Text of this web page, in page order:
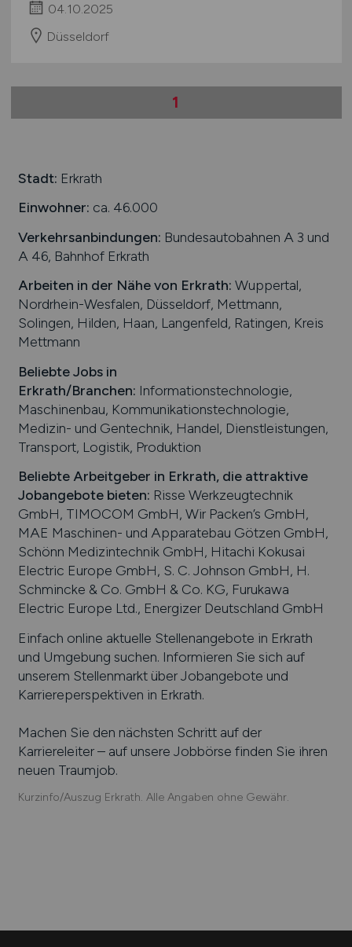
04.10.2025
Düsseldorf
1
Stadt: Erkrath
Einwohner: ca. 46.000
Verkehrsanbindungen: Bundesautobahnen A 3 und
A 46, Bahnhof Erkrath
Arbeiten in der Nähe von Erkrath: Wuppertal,
Nordrhein-Wesfalen, Düsseldorf, Mettmann,
Solingen, Hilden, Haan, Langenfeld, Ratingen, Kreis
Mettmann
Beliebte Jobs in
Erkrath/Branchen: Informationstechnologie,
Maschinenbau, Kommunikationstechnologie,
Medizin- und Gentechnik, Handel, Dienstleistungen,
Transport, Logistik, Produktion
Beliebte Arbeitgeber in Erkrath, die attraktive
Jobangebote bieten: Risse Werkzeugtechnik
GmbH, TIMOCOM GmbH, Wir Packen’s GmbH,
MAE Maschinen- und Apparatebau Götzen GmbH,
Schönn Medizintechnik GmbH, Hitachi Kokusai
Electric Europe GmbH, S. C. Johnson GmbH, H.
Schmincke & Co. GmbH & Co. KG, Furukawa
Electric Europe Ltd., Energizer Deutschland GmbH
Einfach online aktuelle Stellenangebote in Erkrath
und Umgebung suchen. Informieren Sie sich auf
unserem Stellenmarkt über Jobangebote und
Karriereperspektiven in Erkrath.
Machen Sie den nächsten Schritt auf der
Karriereleiter – auf unsere Jobbörse finden Sie ihren
neuen Traumjob.
Kurzinfo/Auszug Erkrath. Alle Angaben ohne Gewähr.